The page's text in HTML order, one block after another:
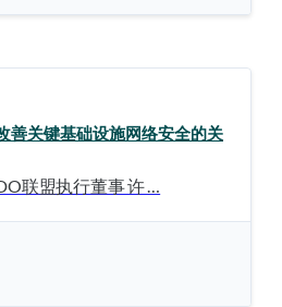
善关键基础设施网络安全的关
联盟执行董事 许 …